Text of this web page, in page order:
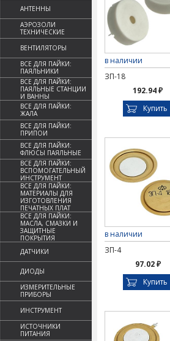
АНТЕННЫ
АЭРОЗОЛИ
ТЕХНИЧЕСКИЕ
ВЕНТИЛЯТОРЫ
ВСЕ ДЛЯ ПАЙКИ:
ПАЯЛЬНИКИ
ВСЕ ДЛЯ ПАЙКИ:
ПАЯЛЬНЫЕ СТАНЦИИ
И ВАННЫ
ВСЕ ДЛЯ ПАЙКИ:
ЖАЛА
ВСЕ ДЛЯ ПАЙКИ:
ПРИПОИ
ВСЕ ДЛЯ ПАЙКИ:
ФЛЮСЫ ПАЯЛЬНЫЕ
ВСЕ ДЛЯ ПАЙКИ:
ВСПОМОГАТЕЛЬНЫЙ
ИНСТРУМЕНТ
ВСЕ ДЛЯ ПАЙКИ:
МАТЕРИАЛЫ ДЛЯ
ИЗГОТОВЛЕНИЯ
ПЕЧАТНЫХ ПЛАТ
ВСЕ ДЛЯ ПАЙКИ:
МАСЛА, СМАЗКИ И
ЗАЩИТНЫЕ
ПОКРЫТИЯ
ДАТЧИКИ
ДИОДЫ
ИЗМЕРИТЕЛЬНЫЕ
ПРИБОРЫ
ИНСТРУМЕНТ
ИСТОЧНИКИ
ПИТАНИЯ
в наличии
ЗП-18
192.94 ₽
Купить
в наличии
ЗП-4
97.02 ₽
Купить